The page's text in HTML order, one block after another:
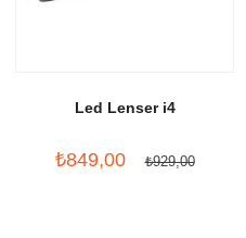
Led Lenser i4
₺849,00 ₺929,00